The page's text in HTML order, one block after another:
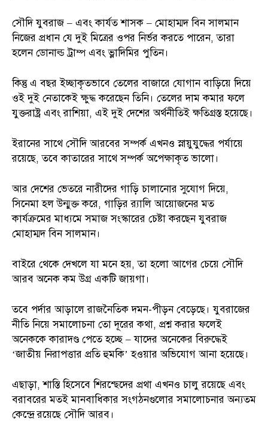
সৌদি যুবরাজ – এবং কার্যত শাসক – মোহাম্মদ বিন সালমান
নিজের প্রধান যে দুই মিত্রের ওপর নির্ভর করতে পারেন, তারা
হলেন ডোনাল্ড ট্রাম্প এবং ভ্লাদিমির পুতিন।
কিন্তু এ বছর ইচ্ছাকৃতভাবে তেলের বাজারে যোগান বাড়িয়ে দিয়ে
ওই দুই নেতাকেই ক্ষুদ্ধ করেছেন তিনি। তেলের দাম কমার ফলে
যুক্তরাষ্ট্র এবং রাশিয়া, এই দুই দেশের অর্থনীতিই ক্ষতিগ্রস্ত হয়েছে।
ইরানের সাথে সৌদি আরবের সম্পর্ক এখনও স্নায়ুযুদ্ধের পর্যায়ে
রয়েছে, তবে কাতারের সাথে সম্পর্ক অপেক্ষাকৃত ভালো।
আর দেশের ভেতরে নারীদের গাড়ি চালানোর সুযোগ দিয়ে,
সিনেমা হল উন্মুক্ত করে, গাড়ির র‍্যালি আয়োজনের মত
কার্যক্রমের মাধ্যমে সমাজ সংস্কারের চেষ্টা করছেন যুবরাজ
মোহাম্মদ বিন সালমান।
বাইরে থেকে দেখলে যা মনে হয়, তা হলো আগের চেয়ে সৌদি
আরব অনেক কম উগ্র একটি জায়গা।
তবে পর্দার আড়ালে রাজনৈতিক দমন-পীড়ন বেড়েছে। যুবরাজের
নীতি নিয়ে সমালোচনা তো দূরের কথা, প্রশ্ন করার ফলেই
অনেককে কারাদণ্ড পেতে হচ্ছে – যাদের অনেকের বিরুদ্ধেই
‘জাতীয় নিরাপত্তার প্রতি হুমকি’ হওয়ার অভিযোগ আনা হয়েছে।
এছাড়া, শাস্তি হিসেবে শিরশ্ছেদের প্রথা এখনও চালু রয়েছে এবং
বরাবরের মতই মানবাধিকার সংগঠনগুলোর সমালোচনার অন্যতম
কেন্দ্রে রয়েছে সৌদি আরব।